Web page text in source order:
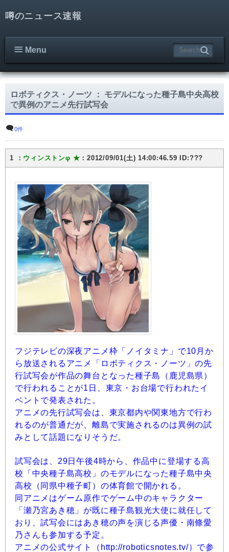
噂のニュース速報
Menu
ロボティクス・ノーツ ： モデルになった種子島中央高校
で異例のアニメ先行試写会
0件
1 ： ウィンストンφ ★ ：2012/09/01(土) 14:00:46.59 ID:???
フジテレビの深夜アニメ枠「ノイタミナ」で10月か
ら放送されるアニメ「ロボティクス・ノーツ」の先
行試写会が作品の舞台となった種子島（鹿児島県）
で行われることが1日、東京・お台場で行われたイ
ベントで発表された。
アニメの先行試写会は、東京都内や関東地方で行わ
れるのが普通だが、離島で実施されるのは異例の試
みとして話題になりそうだ。
試写会は、29日午後4時から、作品中に登場する高
校「中央種子島高校」のモデルになった種子島中央
高校（同県中種子町）の体育館で開かれる。
同アニメはゲーム原作でゲーム中のキャラクター
「瀬乃宮あき穂」が既に種子島観光大使に就任して
おり、試写会にはあき穂の声を演じる声優・南條愛
乃さんも参加する予定。
アニメの公式サイト（http://roboticsnotes.tv/）で参